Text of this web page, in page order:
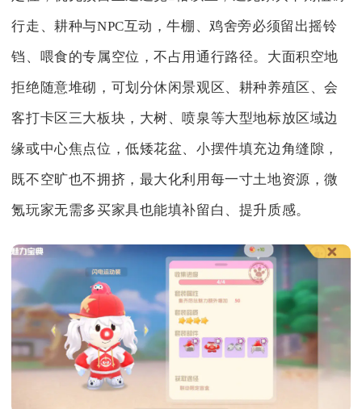
行走、耕种与NPC互动，牛棚、鸡舍旁必须留出摇铃
铛、喂食的专属空位，不占用通行路径。大面积空地
拒绝随意堆砌，可划分休闲景观区、耕种养殖区、会
客打卡区三大板块，大树、喷泉等大型地标放区域边
缘或中心焦点位，低矮花盆、小摆件填充边角缝隙，
既不空旷也不拥挤，最大化利用每一寸土地资源，微
氪玩家无需多买家具也能填补留白、提升质感。